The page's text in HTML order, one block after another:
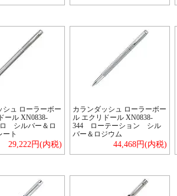
シュ ローラーボー
ール XN0838-
シルバー＆ロ
ート
29,222円(内税)
カランダッシュ ローラーボー
ル エクリドール XN0838-
344 ローテーション シル
バー＆ロジウム
44,468円(内税)